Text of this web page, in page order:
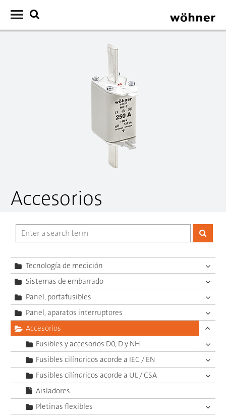
Accesorios
Tecnología de medición
Sistemas de embarrado
Panel, portafusibles
Panel, aparatos interruptores
Accesorios
Fusibles y accesorios D0, D y NH
Fusibles cilíndricos acorde a IEC / EN
Fusibles cilíndricos acorde a UL / CSA
Aisladores
Pletinas flexibles